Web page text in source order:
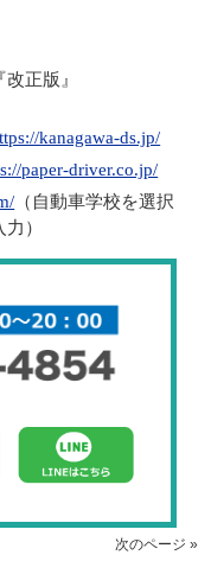
改正版』
kanagawa-ds.jp/
paper-driver.co.jp/
（自動車学校を選択
）
次のページ »